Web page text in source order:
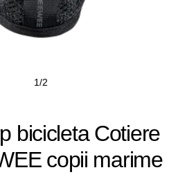
1/2
bicicleta Cotiere
copii marime